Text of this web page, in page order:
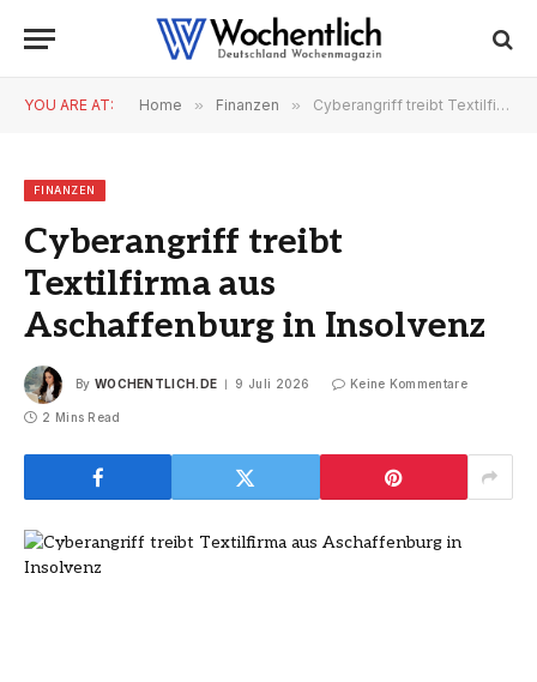
YOU ARE AT: Home » Finanzen » Cyberangriff treibt Textilfirma aus Aschaffenburg in Insolvenz
FINANZEN
Cyberangriff treibt
Textilfirma aus
Aschaffenburg in Insolvenz
By WOCHENTLICH.DE 9 Juli 2026 Keine Kommentare
2 Mins Read